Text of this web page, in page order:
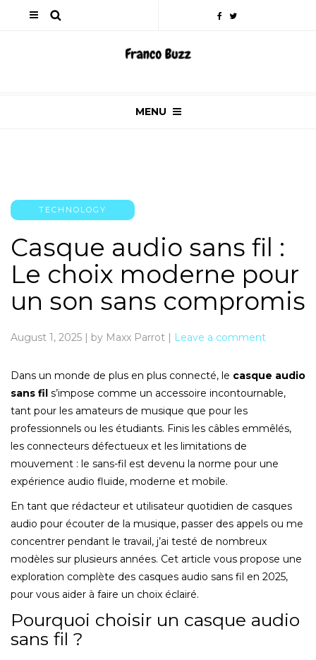
MENU
TECHNOLOGY
Casque audio sans fil :
Le choix moderne pour
un son sans compromis
August 1, 2025 | by Maxx Parrot | Leave a comment
Dans un monde de plus en plus connecté, le casque audio
sans fil s’impose comme un accessoire incontournable,
tant pour les amateurs de musique que pour les
professionnels ou les étudiants. Finis les câbles emmêlés,
les connecteurs défectueux et les limitations de
mouvement : le sans-fil est devenu la norme pour une
expérience audio fluide, moderne et mobile.
En tant que rédacteur et utilisateur quotidien de casques
audio pour écouter de la musique, passer des appels ou me
concentrer pendant le travail, j’ai testé de nombreux
modèles sur plusieurs années. Cet article vous propose une
exploration complète des casques audio sans fil en 2025,
pour vous aider à faire un choix éclairé.
Pourquoi choisir un casque audio
sans fil ?